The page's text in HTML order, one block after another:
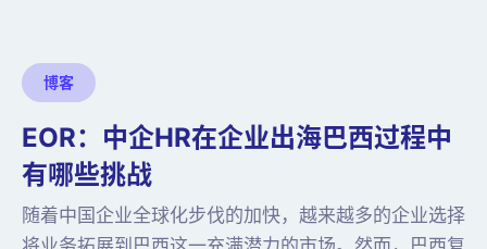
博客
EOR：中企HR在企业出海巴西过程中
有哪些挑战
随着中国企业全球化步伐的加快，越来越多的企业选择